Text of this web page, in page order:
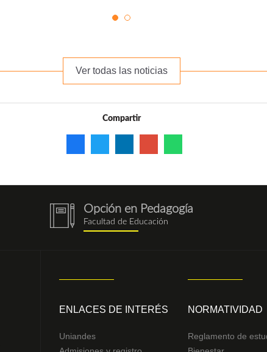
Ver todas las noticias
Compartir
notebook
(1).png
Opción en Pedagogía
Facultad de Educación
ENLACES DE INTERÉS
Uniandes
NORMATIVIDAD
Reglamento de